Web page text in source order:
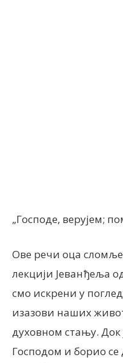
„Господе, верујем;
Ове речи оца
лекцији Јеванђеља
смо искрени у
изазови наших
духовном стању. Док
Господом и борио се